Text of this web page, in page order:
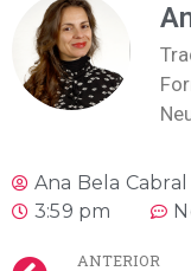
Ana Bela Cabral
3:59 pm
ANTERIOR